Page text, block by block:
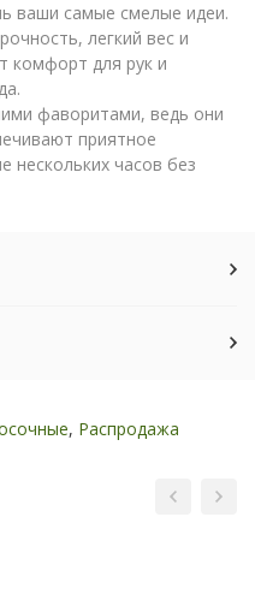
ваши самые смелые идеи.
легкий вес и
комфорт для рук и
фаворитами, ведь они
приятное
нескольких часов без
, Распродажа